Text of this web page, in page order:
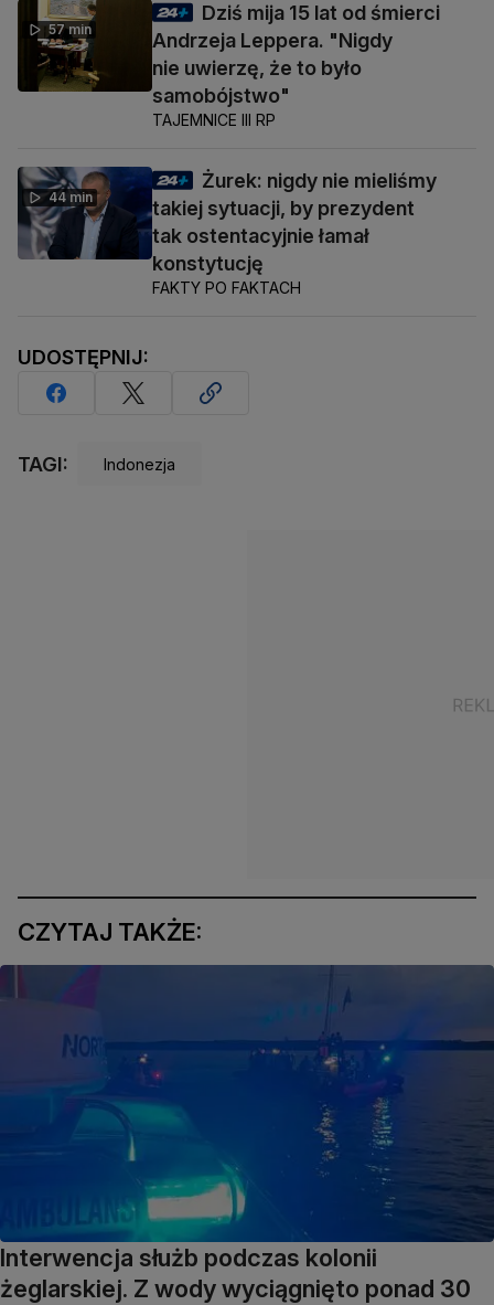
57 min
Dziś mija 15 lat od śmierci
Andrzeja Leppera. "Nigdy
nie uwierzę, że to było
samobójstwo"
TAJEMNICE III RP
44 min
Żurek: nigdy nie mieliśmy
takiej sytuacji, by prezydent
tak ostentacyjnie łamał
konstytucję
FAKTY PO FAKTACH
UDOSTĘPNIJ:
TAGI: Indonezja
CZYTAJ TAKŻE:
Interwencja służb podczas kolonii
żeglarskiej. Z wody wyciągnięto ponad 30